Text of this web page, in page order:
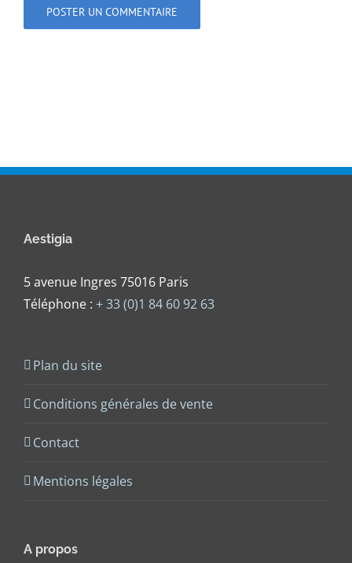
Aestigia
5 avenue Ingres 75016 Paris
Téléphone : + 33 (0)1 84 60 92 63
Plan du site
Conditions générales de vente
Contact
Mentions légales
A propos